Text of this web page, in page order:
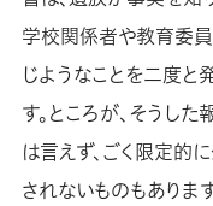
学校関係者や教育委
じようなことを二度と
す。ところが、そうし
は言えず、ごく限定的
されないものもありま